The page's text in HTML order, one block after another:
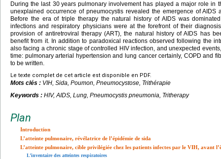
During the last 30 years pulmonary involvement has played a major role in
unexplained occurrence of pneumocystis revealed the emergence of
Before the era of triple therapy the natural history of AIDS was
infections and respiratory physicians were at the forefront of their
provision of antiretroviral therapy (ART), the natural history of AIDS has
benefit from it. In addition to paradoxical reactions observed following the
also facing a chronic stage of controlled HIV infection, and unexpected
time: pulmonary arterial hypertension and lung cancer certainly, COPD and
to be written.
Le texte complet de cet article est disponible en PDF.
Mots clés : VIH, Sida, Poumon, Pneumocystose, Trithérapie
Keywords : HIV, AIDS, Lung, Pneumocystis pneumonia, Tritherapy
Plan
Introduction
L’atteinte pulmonaire, révélatrice de l’épidémie de sida
L’atteinte pulmonaire, cible privilégiée chez les patients infectes par le VIH, avant
L’inventaire des atteintes respiratoires